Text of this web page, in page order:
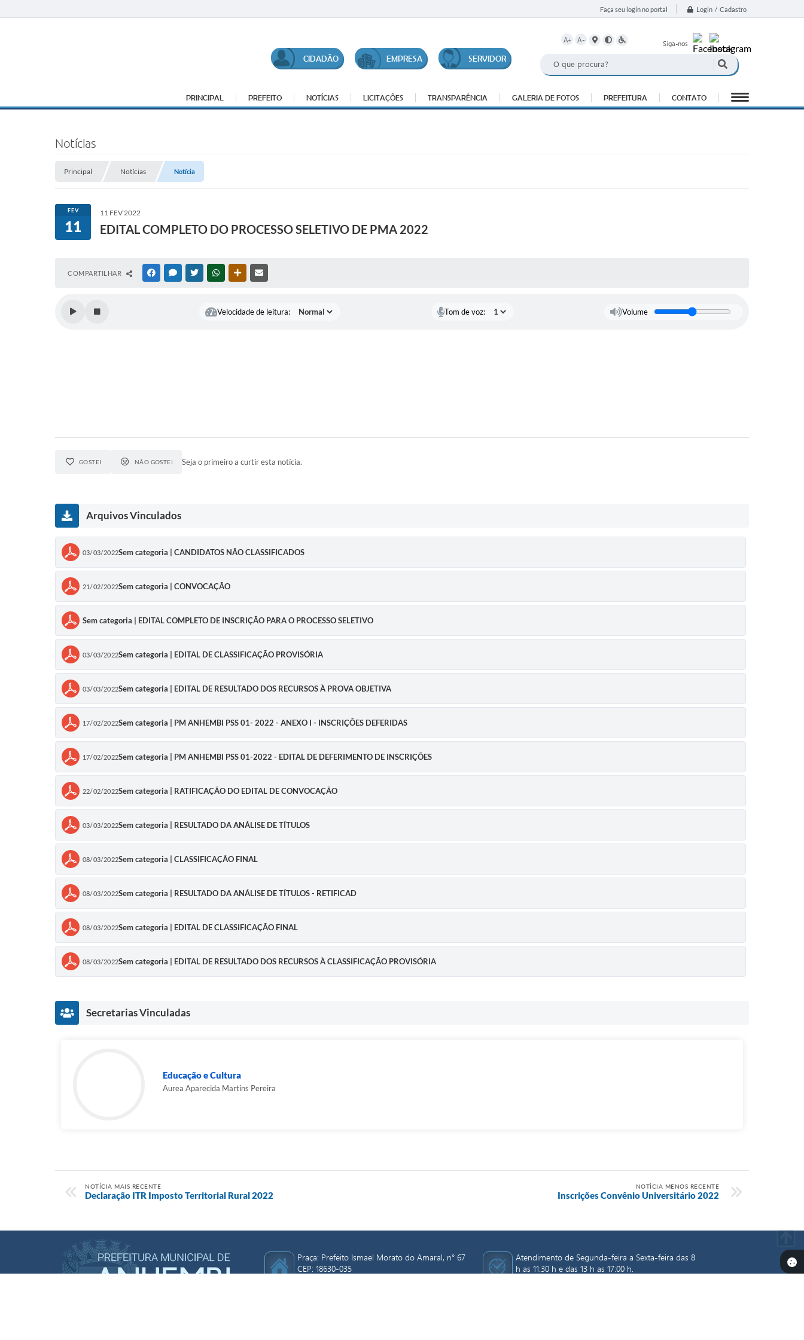
Faça seu login no portal Login / Cadastro
CIDADÃO EMPRESA SERVIDOR
A+ A- Siga-nos
PRINCIPAL PREFEITO NOTÍCIAS LICITAÇÕES TRANSPARÊNCIA GALERIA DE FOTOS PREFEITURA CONTATO
Notícias
Principal Notícias Notícia
FEV
11
11 FEV 2022
EDITAL COMPLETO DO PROCESSO SELETIVO DE PMA 2022
COMPARTILHAR FACEBOOKMESSENGER
TWITTERWHATSAPPOUTRAS MÍDIAS
Velocidade de leitura: Tom de voz: Volume
GOSTEI NÃO GOSTEI Seja o primeiro a curtir esta notícia.
Arquivos Vinculados
03/03/2022Sem categoria | CANDIDATOS NÃO CLASSIFICADOS
21/02/2022Sem categoria | CONVOCAÇÃO
Sem categoria | EDITAL COMPLETO DE INSCRIÇÃO PARA O PROCESSO SELETIVO
03/03/2022Sem categoria | EDITAL DE CLASSIFICAÇÃO PROVISÓRIA
03/03/2022Sem categoria | EDITAL DE RESULTADO DOS RECURSOS À PROVA OBJETIVA
17/02/2022Sem categoria | PM ANHEMBI PSS 01- 2022 - ANEXO I - INSCRIÇÕES DEFERIDAS
17/02/2022Sem categoria | PM ANHEMBI PSS 01-2022 - EDITAL DE DEFERIMENTO DE INSCRIÇÕES
22/02/2022Sem categoria | RATIFICAÇÃO DO EDITAL DE CONVOCAÇÃO
03/03/2022Sem categoria | RESULTADO DA ANÁLISE DE TÍTULOS
08/03/2022Sem categoria | CLASSIFICAÇÃO FINAL
08/03/2022Sem categoria | RESULTADO DA ANÁLISE DE TÍTULOS - RETIFICAD
08/03/2022Sem categoria | EDITAL DE CLASSIFICAÇÃO FINAL
08/03/2022Sem categoria | EDITAL DE RESULTADO DOS RECURSOS À CLASSIFICAÇÃO PROVISÓRIA
Secretarias Vinculadas
Educação e Cultura
Aurea Aparecida Martins Pereira
NOTÍCIA MAIS RECENTE
Declaração ITR Imposto Territorial Rural 2022
NOTÍCIA MENOS RECENTE
Inscrições Convênio Universitário 2022
Praça: Prefeito Ismael Morato do Amaral, n° 67
CEP: 18630-035
Atendimento de Segunda-feira a Sexta-feira das 8
h as 11:30 h e das 13 h as 17:00 h.